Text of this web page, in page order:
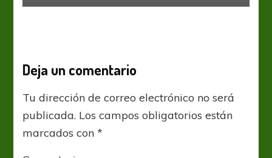
Deja un comentario
Tu dirección de correo electrónico no será
publicada. Los campos obligatorios están
marcados con*